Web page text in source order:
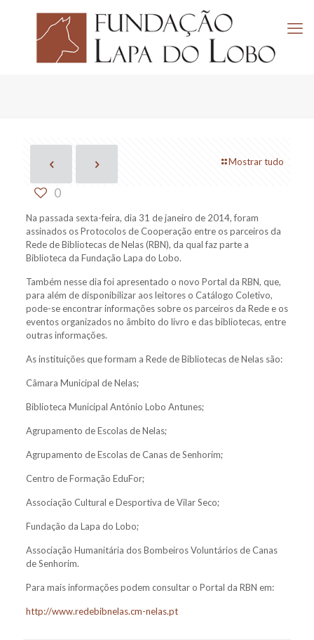
Mostrar tudo
0
Na passada sexta-feira, dia 31 de janeiro de 2014, foram
assinados os Protocolos de Cooperação entre os parceiros da
Rede de Bibliotecas de Nelas (RBN), da qual faz parte a
Biblioteca da Fundação Lapa do Lobo.
Também nesse dia foi apresentado o novo Portal da RBN, que,
para além de disponibilizar aos leitores o Catálogo Coletivo,
pode-se encontrar informações sobre os parceiros da Rede e os
eventos organizados no âmbito do livro e das bibliotecas, entre
outras informações.
As instituições que formam a Rede de Bibliotecas de Nelas são:
Câmara Municipal de Nelas;
Biblioteca Municipal António Lobo Antunes;
Agrupamento de Escolas de Nelas;
Agrupamento de Escolas de Canas de Senhorim;
Centro de Formação EduFor;
Associação Cultural e Desportiva de Vilar Seco;
Fundação da Lapa do Lobo;
Associação Humanitária dos Bombeiros Voluntários de Canas
de Senhorim.
Para mais informações podem consultar o Portal da RBN em:
http://www.redebibnelas.cm-nelas.pt